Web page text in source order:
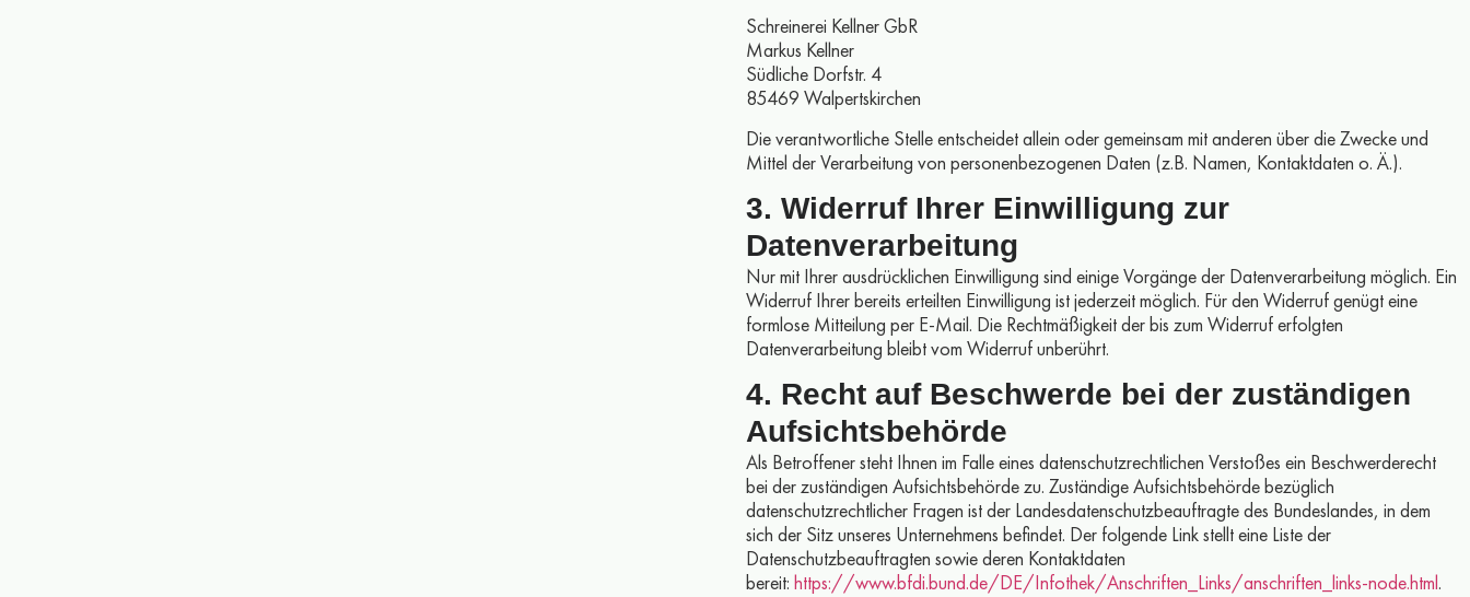
Schreinerei Kellner GbR
Markus Kellner
Südliche Dorfstr. 4
85469 Walpertskirchen
Die verantwortliche Stelle entscheidet allein oder gemeinsam mit anderen über die Zwecke und
Mittel der Verarbeitung von personenbezogenen Daten (z.B. Namen, Kontaktdaten o. Ä.).
3. Widerruf Ihrer Einwilligung zur
Datenverarbeitung
Nur mit Ihrer ausdrücklichen Einwilligung sind einige Vorgänge der Datenverarbeitung möglich. Ein
Widerruf Ihrer bereits erteilten Einwilligung ist jederzeit möglich. Für den Widerruf genügt eine
formlose Mitteilung per E-Mail. Die Rechtmäßigkeit der bis zum Widerruf erfolgten
Datenverarbeitung bleibt vom Widerruf unberührt.
4. Recht auf Beschwerde bei der zuständigen
Aufsichtsbehörde
Als Betroffener steht Ihnen im Falle eines datenschutzrechtlichen Verstoßes ein Beschwerderecht
bei der zuständigen Aufsichtsbehörde zu. Zuständige Aufsichtsbehörde bezüglich
datenschutzrechtlicher Fragen ist der Landesdatenschutzbeauftragte des Bundeslandes, in dem
sich der Sitz unseres Unternehmens befindet. Der folgende Link stellt eine Liste der
Datenschutzbeauftragten sowie deren Kontaktdaten
bereit: https://www.bfdi.bund.de/DE/Infothek/Anschriften_Links/anschriften_links-node.html.